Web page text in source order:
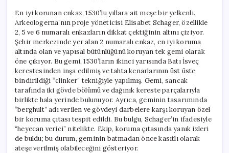
En iyi korunan enkaz, 1530’lu yıllara ait meşe bir yelkenli.
Arkeologerna’nın proje yöneticisi Elisabet Schager, özellikle
2, 5 ve 6 numaralı enkazların dikkat çektiğinin altını çiziyor.
Şehir merkezinde yer alan 2 numaralı enkaz, en iyi koruma
altında olan ve yapısal bütünlüğünü koruyan tek gemi olarak
öne çıkıyor. Bu gemi, 1530’ların ikinci yarısında Batı İsveç
kerestesinden inşa edilmiş ve tahta kenarlarının üst üste
bindirildiği “clinker” tekniğiyle yapılmış. Gemi, sancak
tarafında iki gövde bölümü ve dağınık kereste parçalarıyla
birlikte hala yerinde bulunuyor. Ayrıca, geminin tasarımında
“berghult” adı verilen ve gövdeyi darbelere karşı koruyan özel
bir koruma çıtası tespit edildi. Bu bulgu, Schager’in ifadesiyle
“heyecan verici” nitelikte. Ekip, koruma çıtasında yanık izleri
de buldu; bu durum, geminin batmadan önce kasıtlı olarak
ateşe verilmiş olabileceğini gösteriyor.